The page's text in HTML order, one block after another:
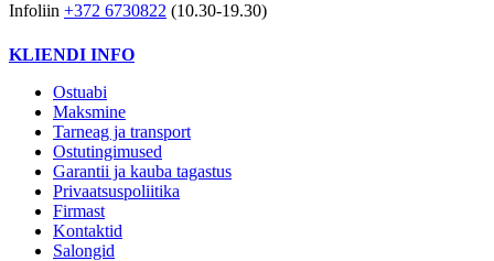
Infoliin +372 6730822 (10.30-19.30)
KLIENDI INFO
Ostuabi
Maksmine
Tarneag ja transport
Ostutingimused
Garantii ja kauba tagastus
Privaatsuspoliitika
Firmast
Kontaktid
Salongid